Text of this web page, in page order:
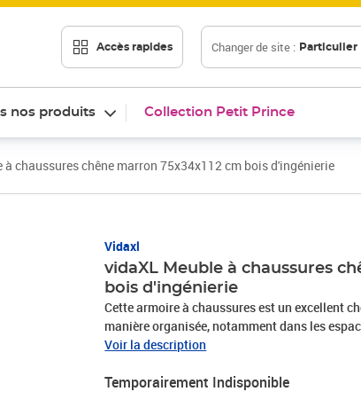
Accès rapides Changer de site : Particulier
nos produits Collection Petit Prince
à chaussures chêne marron 75x34x112 cm bois d'ingénierie
Vidaxl
vidaXL Meuble à chaussures
bois d'ingénierie
Cette armoire à chaussures est un excellent
manière organisée, notamment dans les
design compact. Matériau durable : le bois
résistance à l'humidité.Grand espace de
Voir la description
Temporairement Indisponible